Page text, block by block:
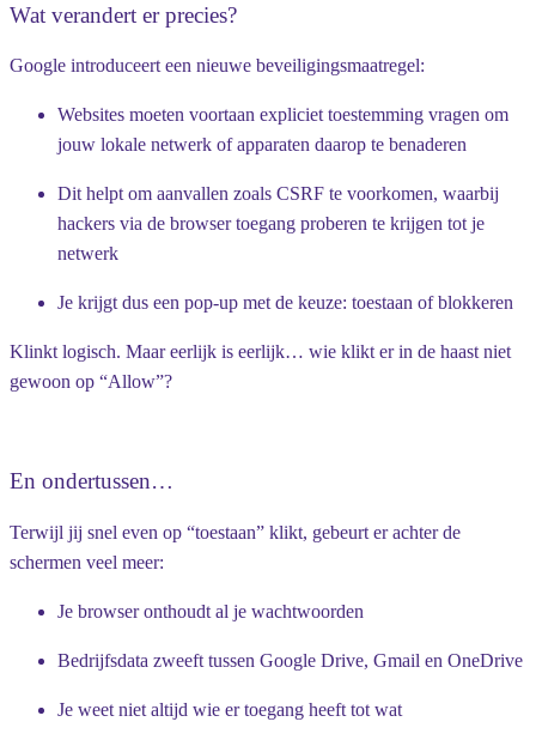
Wat verandert er precies?
Google introduceert een nieuwe beveiligingsmaatregel:
Websites moeten voortaan expliciet toestemming vragen om
jouw lokale netwerk of apparaten daarop te benaderen
Dit helpt om aanvallen zoals CSRF te voorkomen, waarbij
hackers via de browser toegang proberen te krijgen tot je
netwerk
Je krijgt dus een pop-up met de keuze: toestaan ofblokkeren
Klinkt logisch. Maar eerlijk is eerlijk… wie klikt er in de haast niet
gewoon op “Allow”? ️
En ondertussen…
Terwijl jij snel even op “toestaan” klikt, gebeurt er achter de
schermen veel meer:
Je browser onthoudt al je wachtwoorden
Bedrijfsdata zweeft tussen Google Drive, Gmail en OneDrive
Je weet niet altijd wie er toegang heeft tot wat